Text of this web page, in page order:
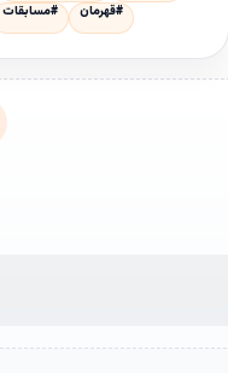
#قهرمان
#مسابقات